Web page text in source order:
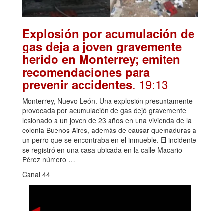
Explosión por acumulación de
gas deja a joven gravemente
herido en Monterrey; emiten
recomendaciones para
prevenir accidentes. 19:13
Monterrey, Nuevo León. Una explosión presuntamente
provocada por acumulación de gas dejó gravemente
lesionado a un joven de 23 años en una vivienda de la
colonia Buenos Aires, además de causar quemaduras a
un perro que se encontraba en el inmueble. El incidente
se registró en una casa ubicada en la calle Macario
Pérez número …
Canal 44